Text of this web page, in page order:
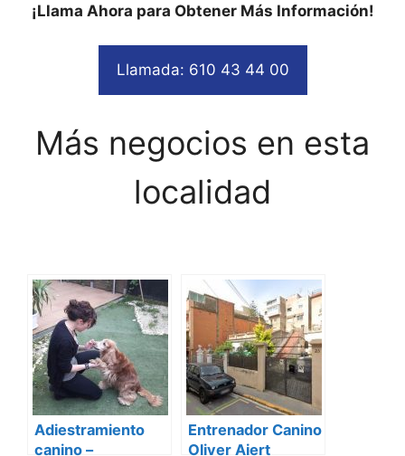
¡Llama Ahora para Obtener Más Información!
Llamada: 610 43 44 00
Más negocios en esta
localidad
Adiestramiento
canino –
Entrenador Canino
Oliver Aiert